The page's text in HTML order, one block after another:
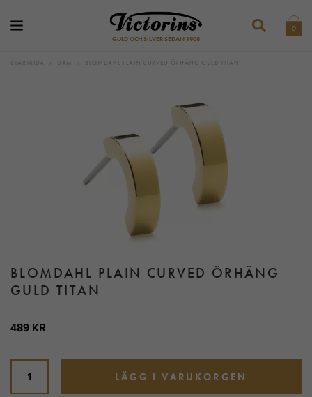
GULD OCH SILVER SEDAN 1908
0
STARTSIDA DAM BLOMDAHL PLAIN CURVED ÖRHÄNG GULD TITAN
BLOMDAHL PLAIN CURVED ÖRHÄNG
GULD TITAN
489 KR
LÄGG I VARUKORGEN